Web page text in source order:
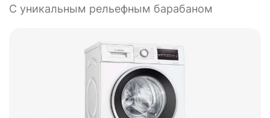
С уникальным рельефным барабаном